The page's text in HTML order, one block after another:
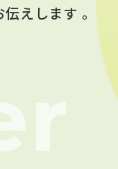
伝えします 。